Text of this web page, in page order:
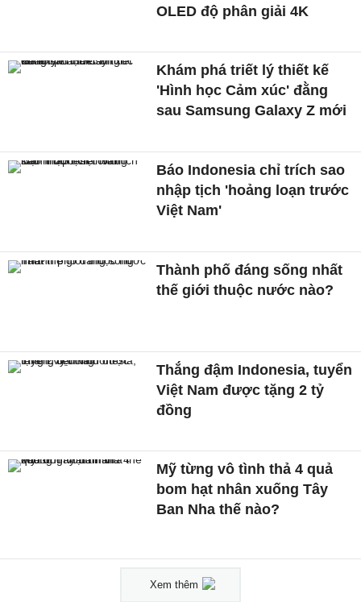
OLED độ phân giải 4K
Khám phá triết lý thiết kế
'Hình học Cảm xúc' đằng
sau Samsung Galaxy Z mới
Báo Indonesia chỉ trích sao
nhập tịch 'hoảng loạn trước
Việt Nam'
Thành phố đáng sống nhất
thế giới thuộc nước nào?
Thắng đậm Indonesia, tuyển
Việt Nam được tặng 2 tỷ
đồng
Mỹ từng vô tình thả 4 quả
bom hạt nhân xuống Tây
Ban Nha thế nào?
Xem thêm